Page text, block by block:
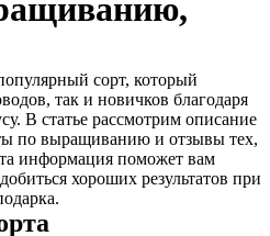
сорт, который
так и новичков благодаря
В статье рассмотрим описание
по выращиванию и отзывы тех,
информация поможет вам
хороших результатов при